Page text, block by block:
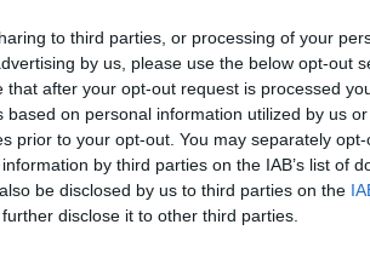
to third parties, or processing of your
by us, please use the below opt-out
after your opt-out request is processed
on personal information utilized by us
prior to your opt-out. You may separately
by third parties on the IAB’s list of
be disclosed by us to third parties on the
disclose it to other third parties.
da alcuni
in luogo di invitarlo
a spada tratta,
non di un
accertato e
Auguro alla Chiesa di
Accetto, il teorico